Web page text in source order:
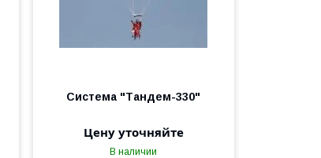
Система "Тандем-330"
Цену уточняйте
В наличии